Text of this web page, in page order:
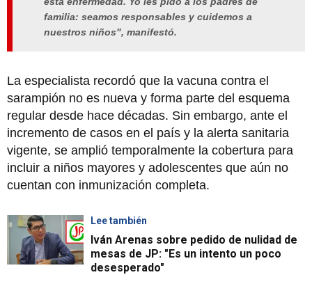
familia: seamos responsables y cuidemos a
nuestros niños", manifestó.
La especialista recordó que la vacuna contra el
sarampión no es nueva y forma parte del esquema
regular desde hace décadas. Sin embargo, ante el
incremento de casos en el país y la alerta sanitaria
vigente, se amplió temporalmente la cobertura para
incluir a niños mayores y adolescentes que aún no
cuentan con inmunización completa.
Lee también
Iván Arenas sobre pedido de nulidad de
mesas de JP: "Es un intento un poco
desesperado"